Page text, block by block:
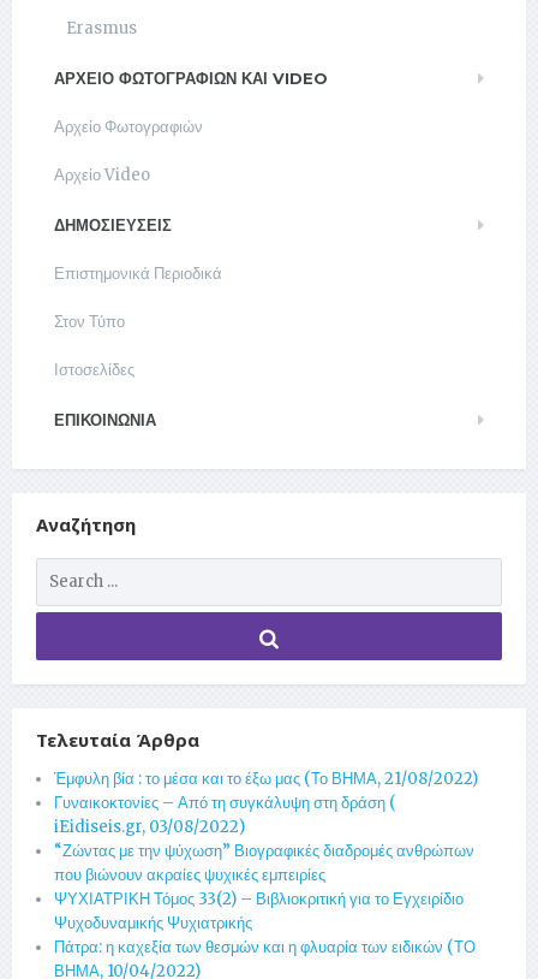
Erasmus
ΑΡΧΕΊΟ ΦΩΤΟΓΡΑΦΙΏΝ ΚΑΙ VIDEO
Αρχείο Φωτογραφιών
Αρχείο Video
ΔΗΜΟΣΙΕΥΣΕΙΣ
Επιστημονικά Περιοδικά
Στον Τύπο
Ιστοσελίδες
ΕΠΙΚΟΙΝΩΝΊΑ
Αναζήτηση
Τελευταία Άρθρα
Έμφυλη βία : το μέσα και το έξω μας (Το ΒΗΜΑ, 21/08/2022)
Γυναικοκτονίες – Από τη συγκάλυψη στη δράση (
iEidiseis.gr, 03/08/2022)
“Ζώντας με την ψύχωση” Βιογραφικές διαδρομές ανθρώπων
που βιώνουν ακραίες ψυχικές εμπειρίες
ΨΥΧΙΑΤΡΙΚΗ Τόμος 33(2) – Βιβλιοκριτική για το Εγχειρίδιο
Ψυχοδυναμικής Ψυχιατρικής
Πάτρα: η καχεξία των θεσμών και η φλυαρία των ειδικών (ΤΟ
ΒΗΜΑ, 10/04/2022)